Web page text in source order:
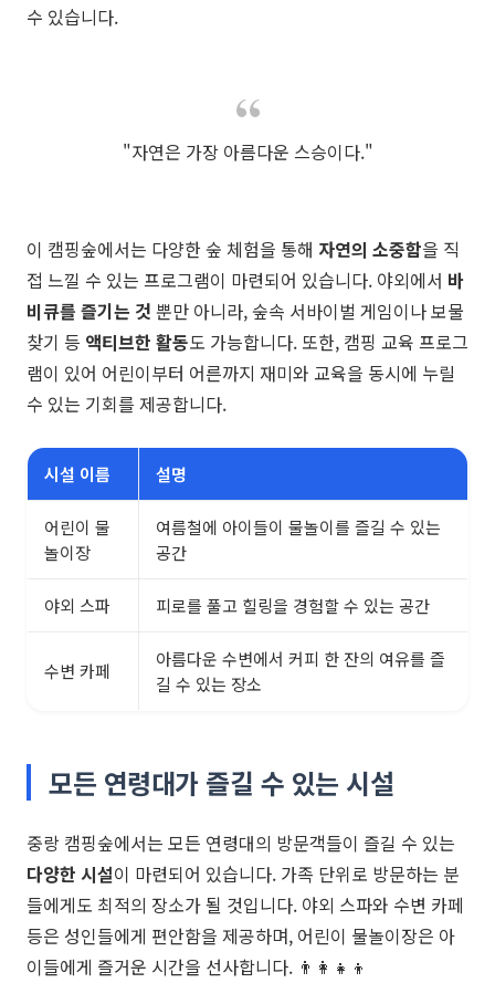
수 있습니다.
"자연은 가장 아름다운 스승이다."
이 캠핑숲에서는 다양한 숲 체험을 통해 자연의 소중함을 직
접 느낄 수 있는 프로그램이 마련되어 있습니다. 야외에서 바
비큐를 즐기는 것 뿐만 아니라, 숲속 서바이벌 게임이나 보물
찾기 등 액티브한 활동도 가능합니다. 또한, 캠핑 교육 프로그
램이 있어 어린이부터 어른까지 재미와 교육을 동시에 누릴
수 있는 기회를 제공합니다.
시설 이름 설명
어린이 물
놀이장
여름철에 아이들이 물놀이를 즐길 수 있는
공간
야외 스파 피로를 풀고 힐링을 경험할 수 있는 공간
수변 카페
아름다운 수변에서 커피 한 잔의 여유를 즐
길 수 있는 장소
모든 연령대가 즐길 수 있는 시설
중랑 캠핑숲에서는 모든 연령대의 방문객들이 즐길 수 있는
다양한 시설이 마련되어 있습니다. 가족 단위로 방문하는 분
들에게도 최적의 장소가 될 것입니다. 야외 스파와 수변 카페
등은 성인들에게 편안함을 제공하며, 어린이 물놀이장은 아
이들에게 즐거운 시간을 선사합니다. 👨‍👩‍👧‍👦